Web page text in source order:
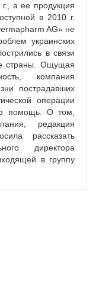
а ее продукция
в 2010 г.
AG» не
украинских
в связи
страны. Ощущая
компания
пострадавших
операции
помощь. О том,
редакция
рассказать
директора
в группу